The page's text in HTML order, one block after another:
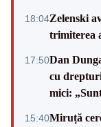
18:04Zelenski
trimiterea
17:50Dan
cu
mici:
15:40Miruță